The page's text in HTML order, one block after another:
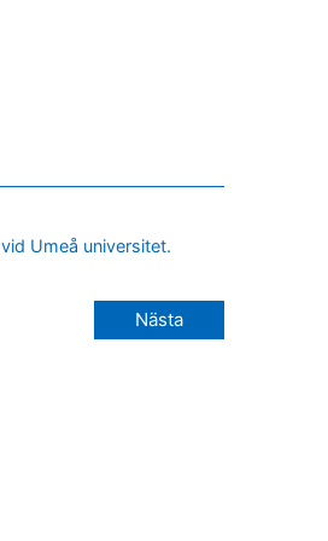
Umeå universitet.
Nästa